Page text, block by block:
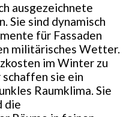
ausgezeichnete
Sie sind dynamisch
für Fassaden
militärisches Wetter.
im Winter zu
schaffen sie ein
Raumklima. Sie
die